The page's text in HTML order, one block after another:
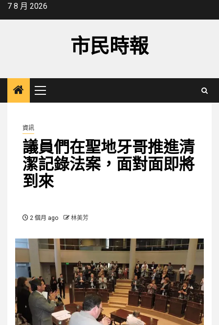
Skip7 8 月 2026
市民時報
Primary
Menu
資訊
議員們在聖地牙哥推進清
潔記錄法案，面對面即將
到來
2 個月 ago 林美芳